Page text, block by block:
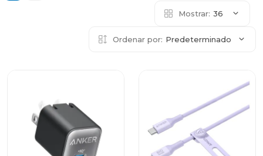
Mostrar: 36
Ordenar por: Predeterminado